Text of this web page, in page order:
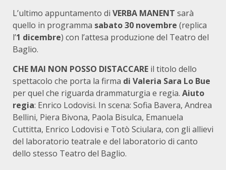
L’ultimo appuntamento di VERBA MANENT sarà
quello in programma sabato 30 novembre (replica
l’1 dicembre) con l’attesa produzione del Teatro del
Baglio.
CHE MAI NON POSSO DISTACCARE il titolo dello
spettacolo che porta la firma di Valeria Sara Lo Bue
per quel che riguarda drammaturgia e regia. Aiuto
regia: Enrico Lodovisi. In scena: Sofia Bavera, Andrea
Bellini, Piera Bivona, Paola Bisulca, Emanuela
Cuttitta, Enrico Lodovisi e Totò Sciulara, con gli allievi
del laboratorio teatrale e del laboratorio di canto
dello stesso Teatro del Baglio.